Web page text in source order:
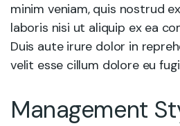
minim veniam, quis nostrud
laboris nisi ut aliquip ex ea
Duis aute irure dolor in
velit esse cillum dolore eu
Management